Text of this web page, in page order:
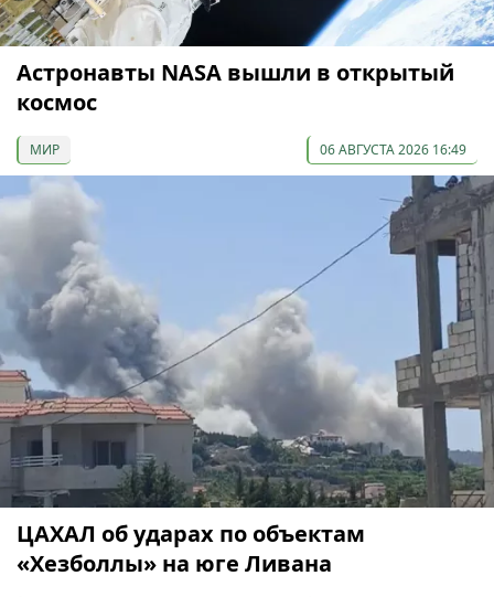
Астронавты NASA вышли в открытый
космос
МИР 06 АВГУСТА 2026 16:49
ЦАХАЛ об ударах по объектам
«Хезболлы» на юге Ливана